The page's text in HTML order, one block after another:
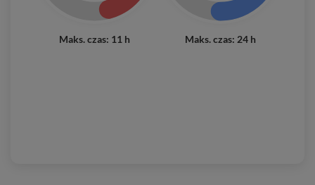
Maks. czas: 11 h Maks. czas: 24 h